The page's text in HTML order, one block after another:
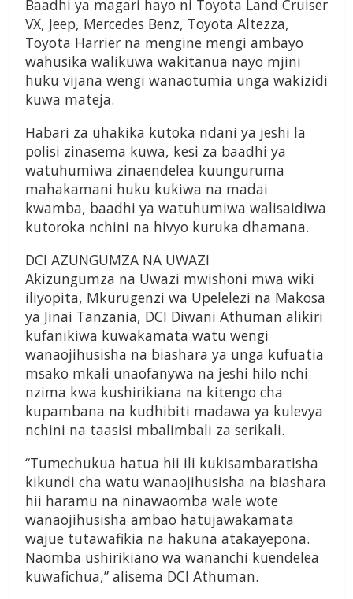
Baadhi ya magari hayo ni Toyota Land Cruiser
VX, Jeep, Mercedes Benz, Toyota Altezza,
Toyota Harrier na mengine mengi ambayo
wahusika walikuwa wakitanua nayo mjini
huku vijana wengi wanaotumia unga wakizidi
kuwa mateja.
Habari za uhakika kutoka ndani ya jeshi la
polisi zinasema kuwa, kesi za baadhi ya
watuhumiwa zinaendelea kuunguruma
mahakamani huku kukiwa na madai
kwamba, baadhi ya watuhumiwa walisaidiwa
kutoroka nchini na hivyo kuruka dhamana.
DCI AZUNGUMZA NA UWAZI
Akizungumza na Uwazi mwishoni mwa wiki
iliyopita, Mkurugenzi wa Upelelezi na Makosa
ya Jinai Tanzania, DCI Diwani Athuman alikiri
kufanikiwa kuwakamata watu wengi
wanaojihusisha na biashara ya unga kufuatia
msako mkali unaofanywa na jeshi hilo nchi
nzima kwa kushirikiana na kitengo cha
kupambana na kudhibiti madawa ya kulevya
nchini na taasisi mbalimbali za serikali.
“Tumechukua hatua hii ili kukisambaratisha
kikundi cha watu wanaojihusisha na biashara
hii haramu na ninawaomba wale wote
wanaojihusisha ambao hatujawakamata
wajue tutawafikia na hakuna atakayepona.
Naomba ushirikiano wa wananchi kuendelea
kuwafichua,” alisema DCI Athuman.